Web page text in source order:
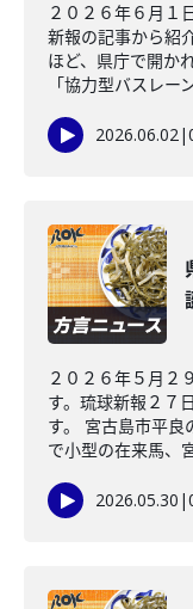
２０２６年６月１
新報の記事から紹
ほど、県庁で開か
「協力型バスレー
2026.06.02|
２０２６年５月２
す。琉球新報２７
す。 宮古島市平良
で小型の在来馬、
2026.05.30 |